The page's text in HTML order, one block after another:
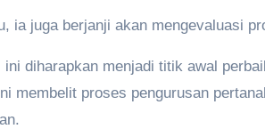
ia juga berjanji akan mengevaluasi
ini diharapkan menjadi titik awal
membelit proses pengurusan